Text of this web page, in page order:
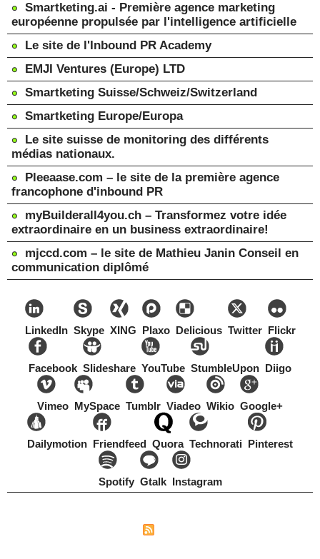
Smartketing.ai - Première agence marketing
européenne propulsée par l'intelligence artificielle
Le site de l'Inbound PR Academy
EMJI Ventures (Europe) LTD
Smartketing Suisse/Schweiz/Switzerland
Smartketing Europe/Europa
Le site suisse de monitoring des différents
médias nationaux.
Pleeaase.com – le site de la première agence
francophone d'inbound PR
myBuilderall4you.ch – Transformez votre idée
extraordinaire en un business extraordinaire!
mjccd.com – le site de Mathieu Janin Conseil en
communication diplômé
LinkedIn Skype XING Plaxo Delicious Twitter Flickr
Facebook Slideshare YouTube StumbleUpon Diigo
Vimeo MySpace Tumblr Viadeo Wikio Google+
Dailymotion Friendfeed Quora Technorati Pinterest
Spotify Gtalk Instagram